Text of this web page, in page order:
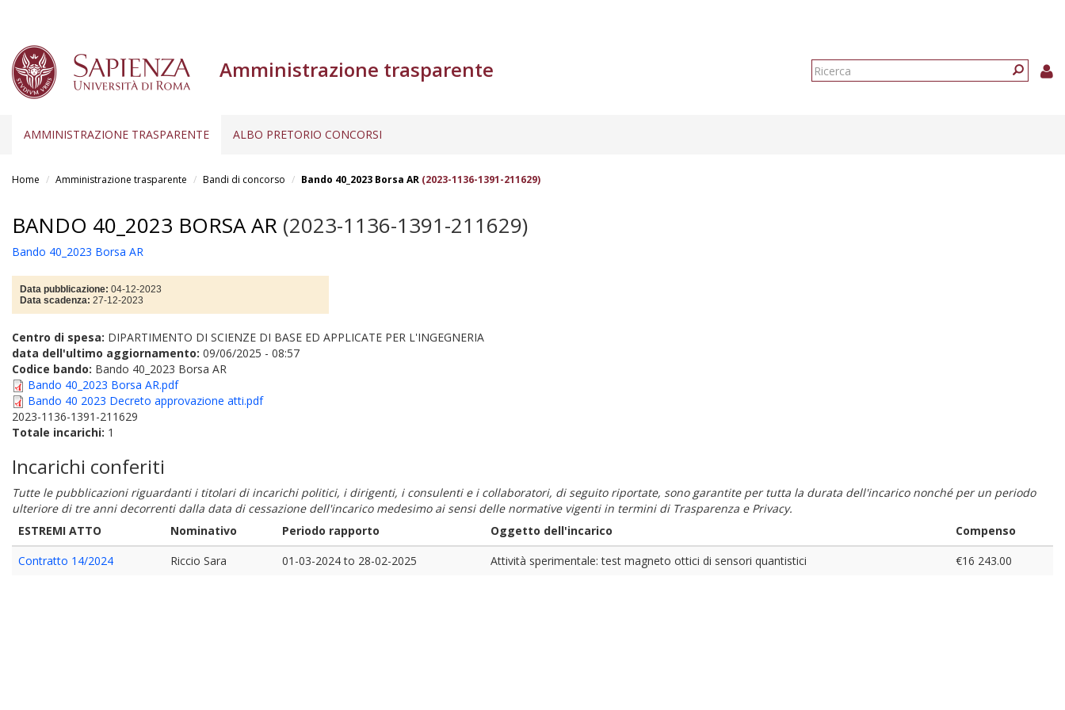
Amministrazione trasparente
Form
AMMINISTRAZIONE TRASPARENTE ALBO PRETORIO CONCORSI
Home Amministrazione trasparente Bandi di concorso Bando 40_2023 Borsa AR (2023-1136-1391-211629)
BANDO 40_2023 BORSA AR (2023-1136-1391-211629)
Bando 40_2023 Borsa AR
Data pubblicazione: 04-12-2023
Data scadenza: 27-12-2023
Centro di spesa: DIPARTIMENTO DI SCIENZE DI BASE ED APPLICATE PER L'INGEGNERIA
data dell'ultimo aggiornamento: 09/06/2025 - 08:57
Codice bando: Bando 40_2023 Borsa AR
Bando 40_2023 Borsa AR.pdf
Bando 40 2023 Decreto approvazione atti.pdf
2023-1136-1391-211629
Totale incarichi: 1
Incarichi conferiti
Tutte le pubblicazioni riguardanti i titolari di incarichi politici, i dirigenti, i consulenti e i collaboratori, di seguito riportate, sono garantite per tutta la durata dell'incarico nonché per un periodo
ulteriore di tre anni decorrenti dalla data di cessazione dell'incarico medesimo ai sensi delle normative vigenti in termini di Trasparenza e Privacy.
ESTREMI ATTO
Nominativo Periodo rapporto Oggetto dell'incarico
Compenso
Contratto 14/2024
Riccio Sara 01-03-2024to 28-02-2025 Attività sperimentale: test magneto ottici di sensori quantistici €16 243.00